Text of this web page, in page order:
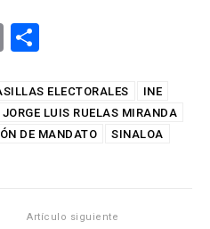
E
ail m
p
ELECTORALES
INE
JORGE LUIS RUELAS MIRANDA
DE MANDATO
SINALOA
Artículo siguiente